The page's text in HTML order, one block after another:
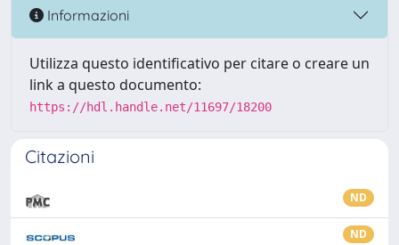
Informazioni
Utilizza questo identificativo per citare o creare un
link a questo documento:
https://hdl.handle.net/11697/18200
Citazioni
ND
ND